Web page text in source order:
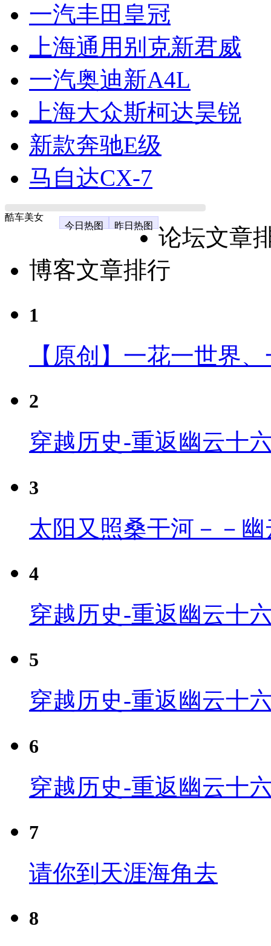
一汽丰田皇冠
上海通用别克新君威
一汽奥迪新A4L
上海大众斯柯达昊锐
新款奔驰E级
马自达CX-7
酷车美女
今日热图
昨日热图
论坛文章
博客文章排行
1
【原创】一花一世界
2
穿越历史-重返幽云十
3
太阳又照桑干河－－
4
穿越历史-重返幽云十
5
穿越历史-重返幽云十
6
穿越历史-重返幽云十
7
请你到天涯海角去
8